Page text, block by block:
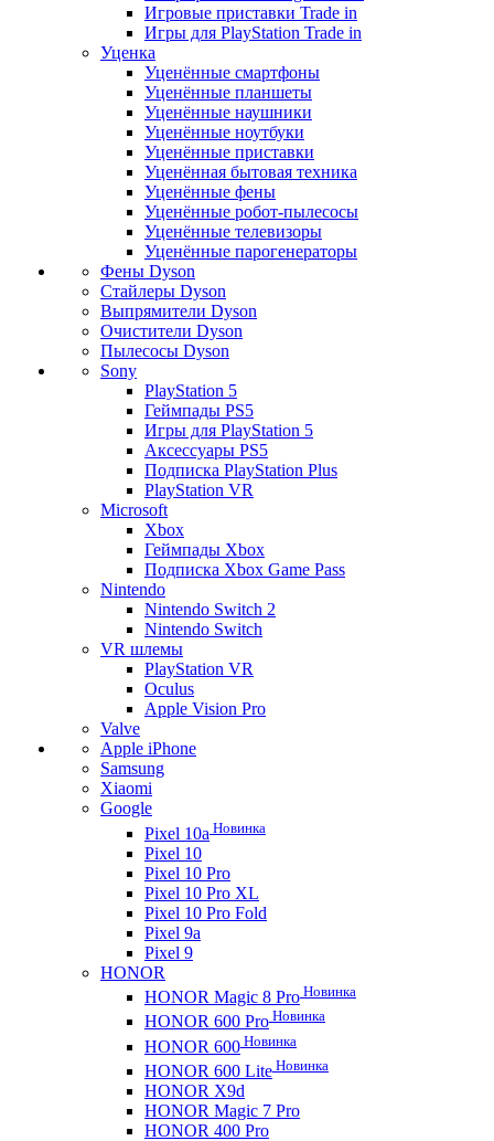
Игровые приставки Trade in
Игры для PlayStation Trade in
Уценка
Уценённые смартфоны
Уценённые планшеты
Уценённые наушники
Уценённые ноутбуки
Уценённые приставки
Уценённая бытовая техника
Уценённые фены
Уценённые робот-пылесосы
Уценённые телевизоры
Уценённые парогенераторы
Фены Dyson
Стайлеры Dyson
Выпрямители Dyson
Очистители Dyson
Пылесосы Dyson
Sony
PlayStation 5
Геймпады PS5
Игры для PlayStation 5
Аксессуары PS5
Подписка PlayStation Plus
PlayStation VR
Microsoft
Xbox
Геймпады Xbox
Подписка Xbox Game Pass
Nintendo
Nintendo Switch 2
Nintendo Switch
VR шлемы
PlayStation VR
Oculus
Apple Vision Pro
Valve
Apple iPhone
Samsung
Xiaomi
Google
Pixel 10a Новинка
Pixel 10
Pixel 10 Pro
Pixel 10 Pro XL
Pixel 10 Pro Fold
Pixel 9a
Pixel 9
HONOR
HONOR Magic 8 Pro Новинка
HONOR 600 Pro Новинка
HONOR 600 Новинка
HONOR 600 Lite Новинка
HONOR X9d
HONOR Magic 7 Pro
HONOR 400 Pro